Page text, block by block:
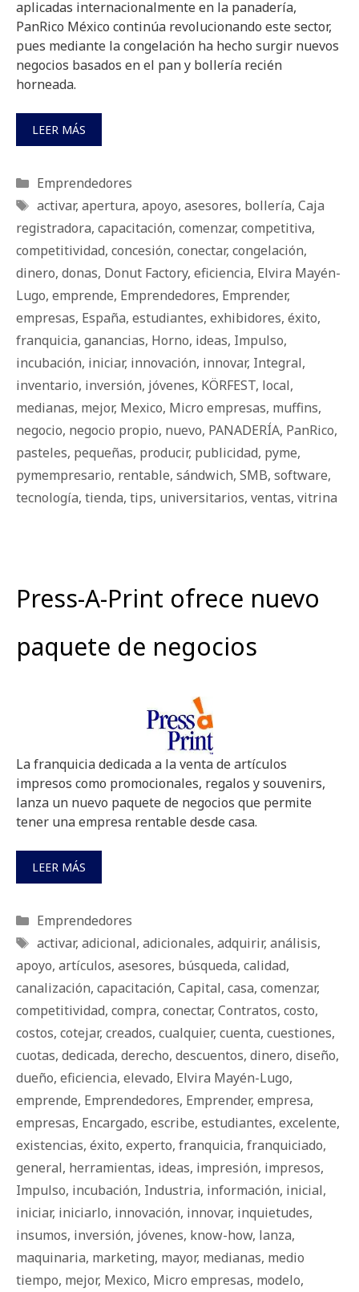
aplicadas internacionalmente en la panadería,
PanRico México continúa revolucionando este sector,
pues mediante la congelación ha hecho surgir nuevos
negocios basados en el pan y bollería recién
horneada.
LEER MÁS
Categorías
Emprendedores
Etiquetas
activar, apertura, apoyo, asesores, bollería, Caja
registradora, capacitación, comenzar, competitiva,
competitividad, concesión, conectar, congelación,
dinero, donas, Donut Factory, eficiencia, Elvira Mayén-
Lugo, emprende, Emprendedores, Emprender,
empresas, España, estudiantes, exhibidores, éxito,
franquicia, ganancias, Horno, ideas, Impulso,
incubación, iniciar, innovación, innovar, Integral,
inventario, inversión, jóvenes, KÖRFEST, local,
medianas, mejor, Mexico, Micro empresas, muffins,
negocio, negocio propio, nuevo, PANADERÍA, PanRico,
pasteles, pequeñas, producir, publicidad, pyme,
pymempresario, rentable, sándwich, SMB, software,
tecnología, tienda, tips, universitarios, ventas, vitrina
Press-A-Print ofrece nuevo
paquete de negocios
La franquicia dedicada a la venta de artículos
impresos como promocionales, regalos y souvenirs,
lanza un nuevo paquete de negocios que permite
tener una empresa rentable desde casa.
LEER MÁS
Categorías
Emprendedores
Etiquetas
activar, adicional, adicionales, adquirir, análisis,
apoyo, artículos, asesores, búsqueda, calidad,
canalización, capacitación, Capital, casa, comenzar,
competitividad, compra, conectar, Contratos, costo,
costos, cotejar, creados, cualquier, cuenta, cuestiones,
cuotas, dedicada, derecho, descuentos, dinero, diseño,
dueño, eficiencia, elevado, Elvira Mayén-Lugo,
emprende, Emprendedores, Emprender, empresa,
empresas, Encargado, escribe, estudiantes, excelente,
existencias, éxito, experto, franquicia, franquiciado,
general, herramientas, ideas, impresión, impresos,
Impulso, incubación, Industria, información, inicial,
iniciar, iniciarlo, innovación, innovar, inquietudes,
insumos, inversión, jóvenes, know-how, lanza,
maquinaria, marketing, mayor, medianas, medio
tiempo, mejor, Mexico, Micro empresas, modelo,